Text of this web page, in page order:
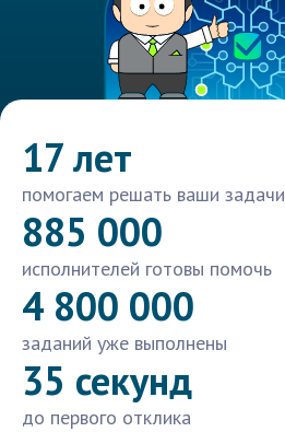
17 лет
помогаем решать ваши задачи
885 000
исполнителей готовы помочь
4 800 000
заданий уже выполнены
35 секунд
до первого отклика